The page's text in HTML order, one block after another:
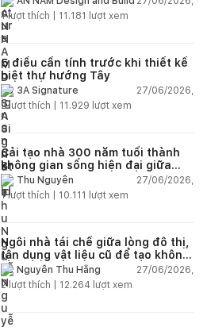
1lượt thích | 11.181 lượt xem
5 điều cần tính trước khi thiết kế
biệt thự hướng Tây
3A Signature
27/06/2026,
2lượt thích | 11.929 lượt xem
Cải tạo nhà 300 năm tuổi thành
không gian sống hiện đại giữa
thiên nhiên
Thu Nguyễn
27/06/2026,
1lượt thích | 10.111 lượt xem
Ngôi nhà tái chế giữa lòng đô thị,
tận dụng vật liệu cũ để tạo không
gian sống linh hoạt
Nguyễn Thu Hằng
27/06/2026,
2lượt thích | 12.264 lượt xem